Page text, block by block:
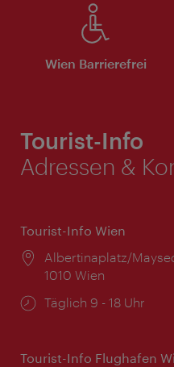
Wien Barrierefrei
Tourist-Info
Adressen &
Tourist-Info Wien
Ort:
Albertinaplatz/
1010 Wien
Öffnungszeiten:
Täglich 9 - 18 Uhr
Tourist-Info Flughafen